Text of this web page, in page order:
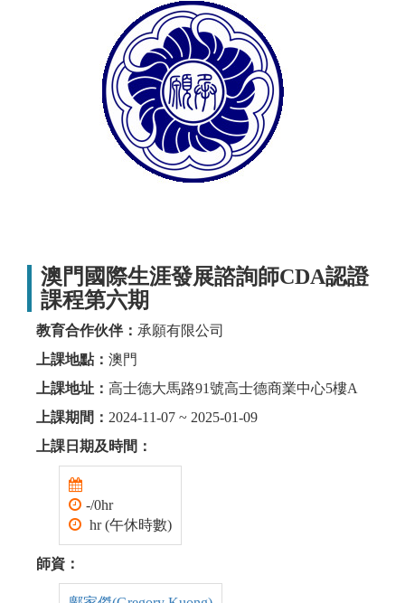
澳門國際生涯發展諮詢師CDA認證
課程第六期
教育合作伙伴： 承願有限公司
上課地點： 澳門
上課地址： 高士德大馬路91號高士德商業中心5樓A
上課期間： 2024-11-07 ~ 2025-01-09
上課日期及時間：
-/0hr
hr (午休時數)
師資：